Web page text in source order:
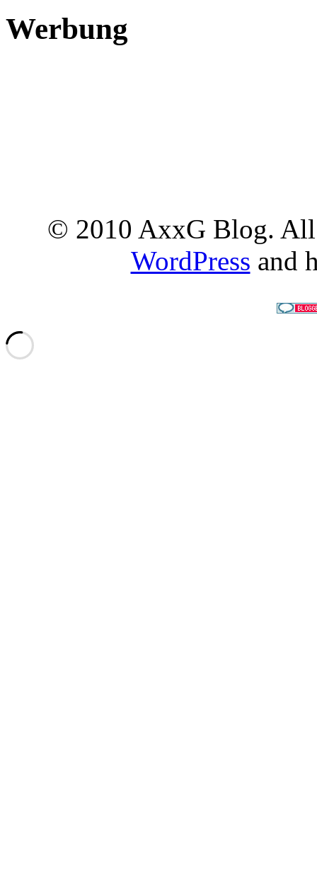
Werbung
© 2010 AxxG Blog. All
WordPress and